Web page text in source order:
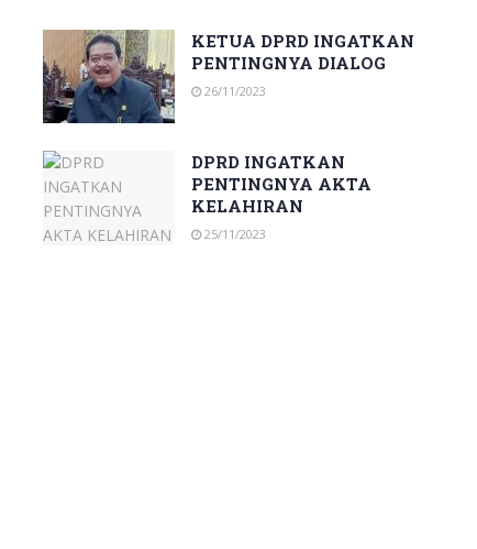
KETUA DPRD INGATKAN
PENTINGNYA DIALOG
26/11/2023
DPRD INGATKAN
PENTINGNYA AKTA
KELAHIRAN
25/11/2023